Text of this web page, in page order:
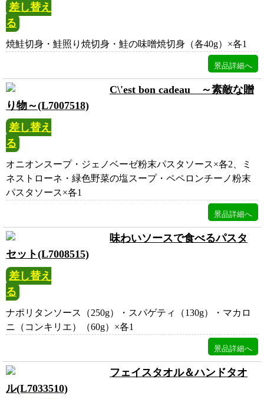
差し替え
る
焼鮭切身・鮭照り焼切身・鮭の味噌焼切身（各40g）×各1
C\'est bon cadeau ～素敵な贈
り物～(L7007518)
差し替え
る
オニオンスープ・ジェノベーゼ粉末パスタソース×各2、ミ
ネストローネ・緑色野菜の塩スープ・ペペロンチーノ粉末
パスタソース×各1
味わいソースで食べるパスタ
セット(L7008515)
差し替え
る
ナポリタンソース（250g）・スパゲティ（130g）・マカロ
ニ（コンキリエ）（60g）×各1
フェイスタオル＆ハンドタオ
ル(L7033510)